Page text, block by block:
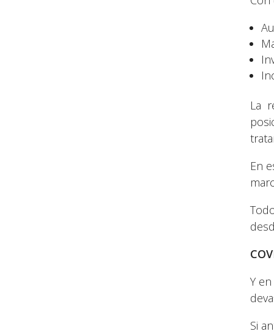
La
En
Y
Si